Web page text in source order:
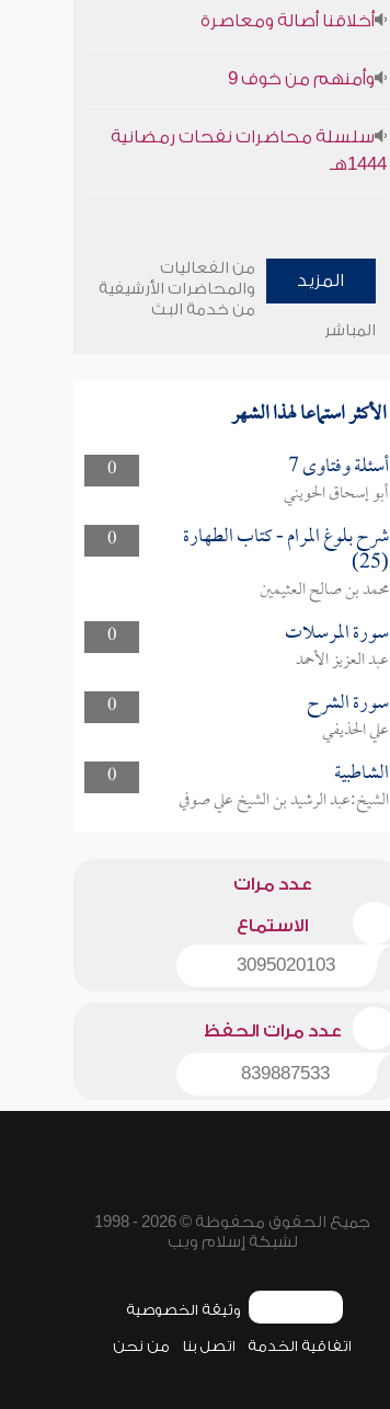
أخلاقنا أصالة ومعاصرة
وأمنهم من خوف 9
سلسلة محاضرات نفحات رمضانية
1444هـ
المزيد
من الفعاليات
والمحاضرات الأرشيفية
من خدمة البث
المباشر
الأكثر استماعا لهذا الشهر
0 أسئلة وفتاوى 7
أبو إسحاق الحويني
0
شرح بلوغ المرام - كتاب الطهارة
(25)
محمد بن صالح العثيمين
0
سورة المرسلات
عبد العزيز الأحمد
0
سورة الشرح
علي الحذيفي
0
الشاطبية
الشيخ:عبد الرشيد بن الشيخ علي صوفي
عدد مرات
الاستماع
3095020103
عدد مرات الحفظ
839887533
جميع الحقوق محفوظة © 2026 - 1998
لشبكة إسلام ويب
وثيقة الخصوصية
اتفاقية الخدمة اتصل بنا من نحن